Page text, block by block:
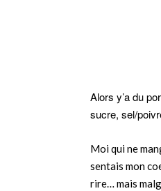
Alors y’a du
sucre, sel/
Moi qui ne
sentais mon
rire… mais